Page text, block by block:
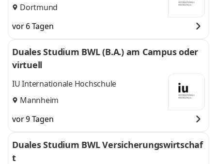
Dortmund
vor 6 Tagen
Duales Studium BWL (B.A.) am Campus oder
virtuell
IU Internationale Hochschule
Mannheim
vor 9 Tagen
Duales Studium BWL Versicherungswirtschaf
t